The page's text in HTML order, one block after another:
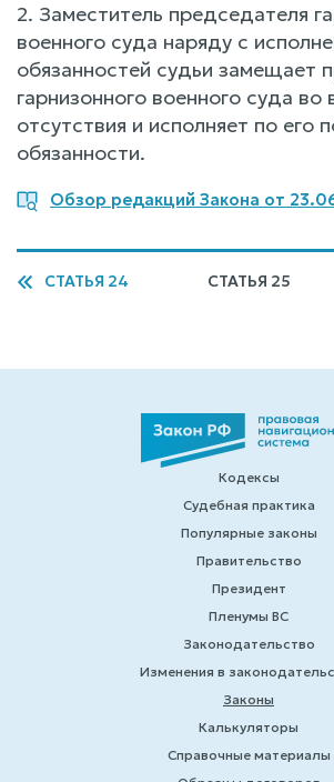
2. Заместитель председателя
военного суда наряду с
обязанностей судьи замещает
гарнизонного военного суда во
отсутствия и исполняет по его
обязанности.
Обзор редакций Закона от
СТАТЬЯ 24 СТАТЬЯ 25
Кодексы
Судебная практика
Популярные законы
Правительство
Президент
Пленумы ВС
Законодательство
Изменения в
Законы
Калькуляторы
Справочные материалы